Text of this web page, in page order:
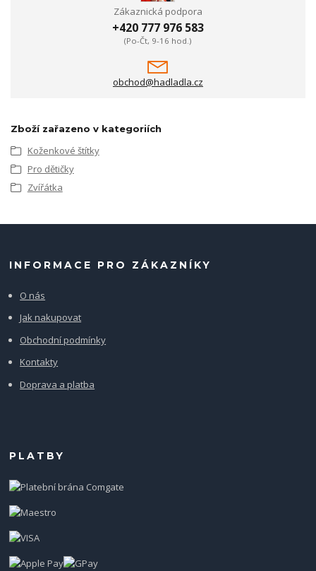
Zákaznická podpora
+420 777 976 583
(Po-Čt, 9-16 hod.)
obchod@hadladla.cz
Zboží zařazeno v kategoriích
Koženkové štítky
Pro dětičky
Zvířátka
INFORMACE PRO ZÁKAZNÍKY
O nás
Jak nakupovat
Obchodní podmínky
Kontakty
Doprava a platba
PLATBY